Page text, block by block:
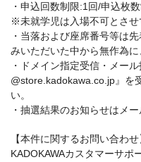
・申込回数制限:1回/申込枚
※未就学児は入場不可とさせ
・当落および座席番号等は
みいただいた中から無作為に
・ドメイン指定受信・メー
@store.kadokawa.co.jp』を
い。
・抽選結果のお知らせはメ
【本件に関するお問い合わせ
KADOKAWAカスタマーサポ